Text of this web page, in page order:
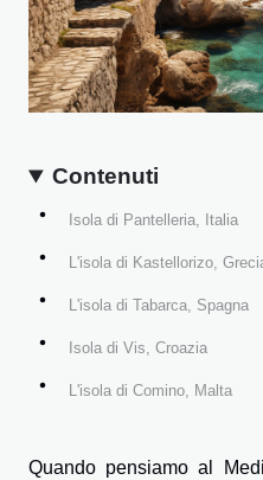
Contenuti
Isola di Pantelleria, Italia
L'isola di Kastellorizo,
L'isola di Tabarca, Spagna
Isola di Vis, Croazia
L'isola di Comino, Malta
Quando pensiamo al